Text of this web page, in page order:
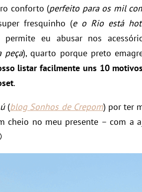
conforto (perfeito para os mil
fresquinho (e o Rio está
eu abusar nos
peça), quarto porque preto
listar facilmente uns 10
.
(blog Sonhos de Crepom) por ter
cheio no meu presente – com a